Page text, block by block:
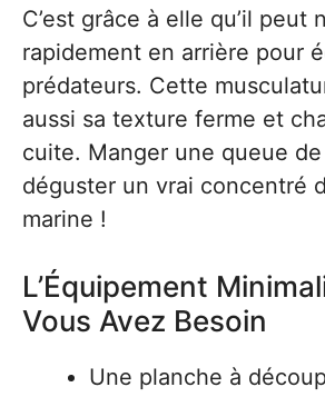
C’est grâce à elle qu’il peut
rapidement en arrière pour
prédateurs. Cette
aussi sa texture ferme et
cuite. Manger une queue de
déguster un vrai concentré
marine !
L’Équipement
Vous Avez Besoin
Une planche à